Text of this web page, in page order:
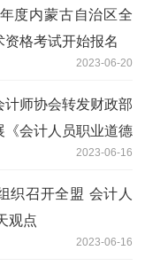
度内蒙古自治区全
资格考试开始报名
2023-06-20
计师协会转发财政部
《会计人员职业道德
2023-06-16
织召开全盟 会计人
观点
2023-06-16